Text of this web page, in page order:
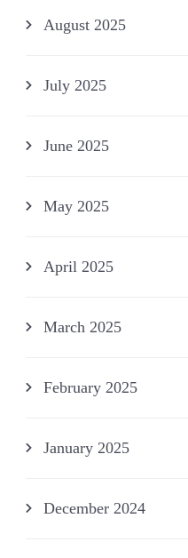
August 2025
July 2025
June 2025
May 2025
April 2025
March 2025
February 2025
January 2025
December 2024